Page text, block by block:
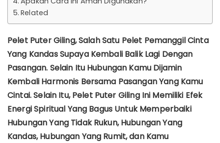
Related
Pelet Puter Giling, Salah Satu Pelet Pemanggil Cinta
Yang Kandas Supaya Kembali Balik Lagi Dengan
Pasangan. Selain Itu Hubungan Kamu Dijamin
Kembali Harmonis Bersama Pasangan Yang Kamu
Cintai. Selain Itu, Pelet Puter Giling Ini Memiliki Efek
Energi Spiritual Yang Bagus Untuk Memperbaiki
Hubungan Yang Tidak Rukun, Hubungan Yang
Kandas, Hubungan Yang Rumit, dan Kamu